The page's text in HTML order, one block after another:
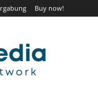
Buy now!